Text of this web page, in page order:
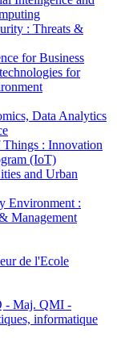
: Threats &
for Business
for
Data Analytics
: Innovation
(IoT)
and Urban
Environment :
Management
de l'Ecole
- Maj. QMI -
informatique